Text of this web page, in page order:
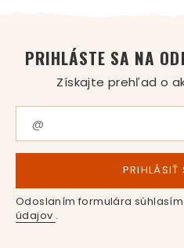
PRIHLÁSTE SA NA
Získajte prehľad o
PRIHLÁSIŤ
Odoslaním formulára
údajov .